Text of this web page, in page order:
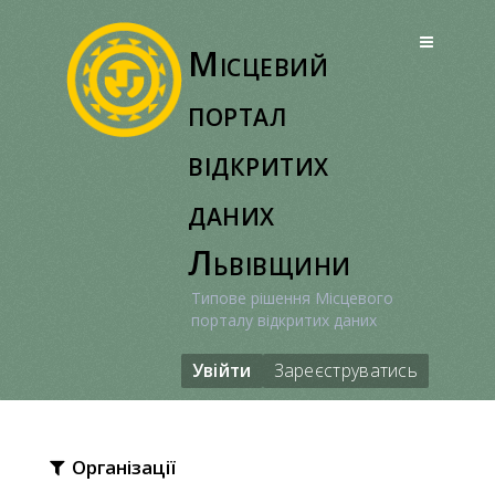
Місцевий
портал
відкритих
даних
Львівщини
Типове рішення Місцевого
порталу відкритих даних
Увійти Зареєструватись
Організації